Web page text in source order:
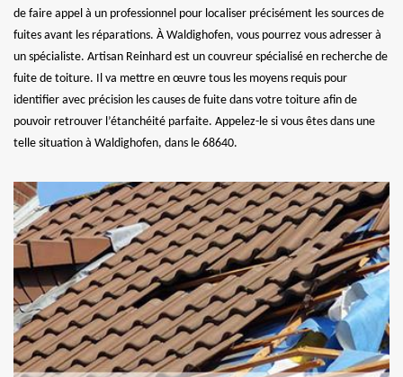
de faire appel à un professionnel pour localiser précisément les sources de
fuites avant les réparations. À Waldighofen, vous pourrez vous adresser à
un spécialiste. Artisan Reinhard est un couvreur spécialisé en recherche de
fuite de toiture. Il va mettre en œuvre tous les moyens requis pour
identifier avec précision les causes de fuite dans votre toiture afin de
pouvoir retrouver l’étanchéité parfaite. Appelez-le si vous êtes dans une
telle situation à Waldighofen, dans le 68640.